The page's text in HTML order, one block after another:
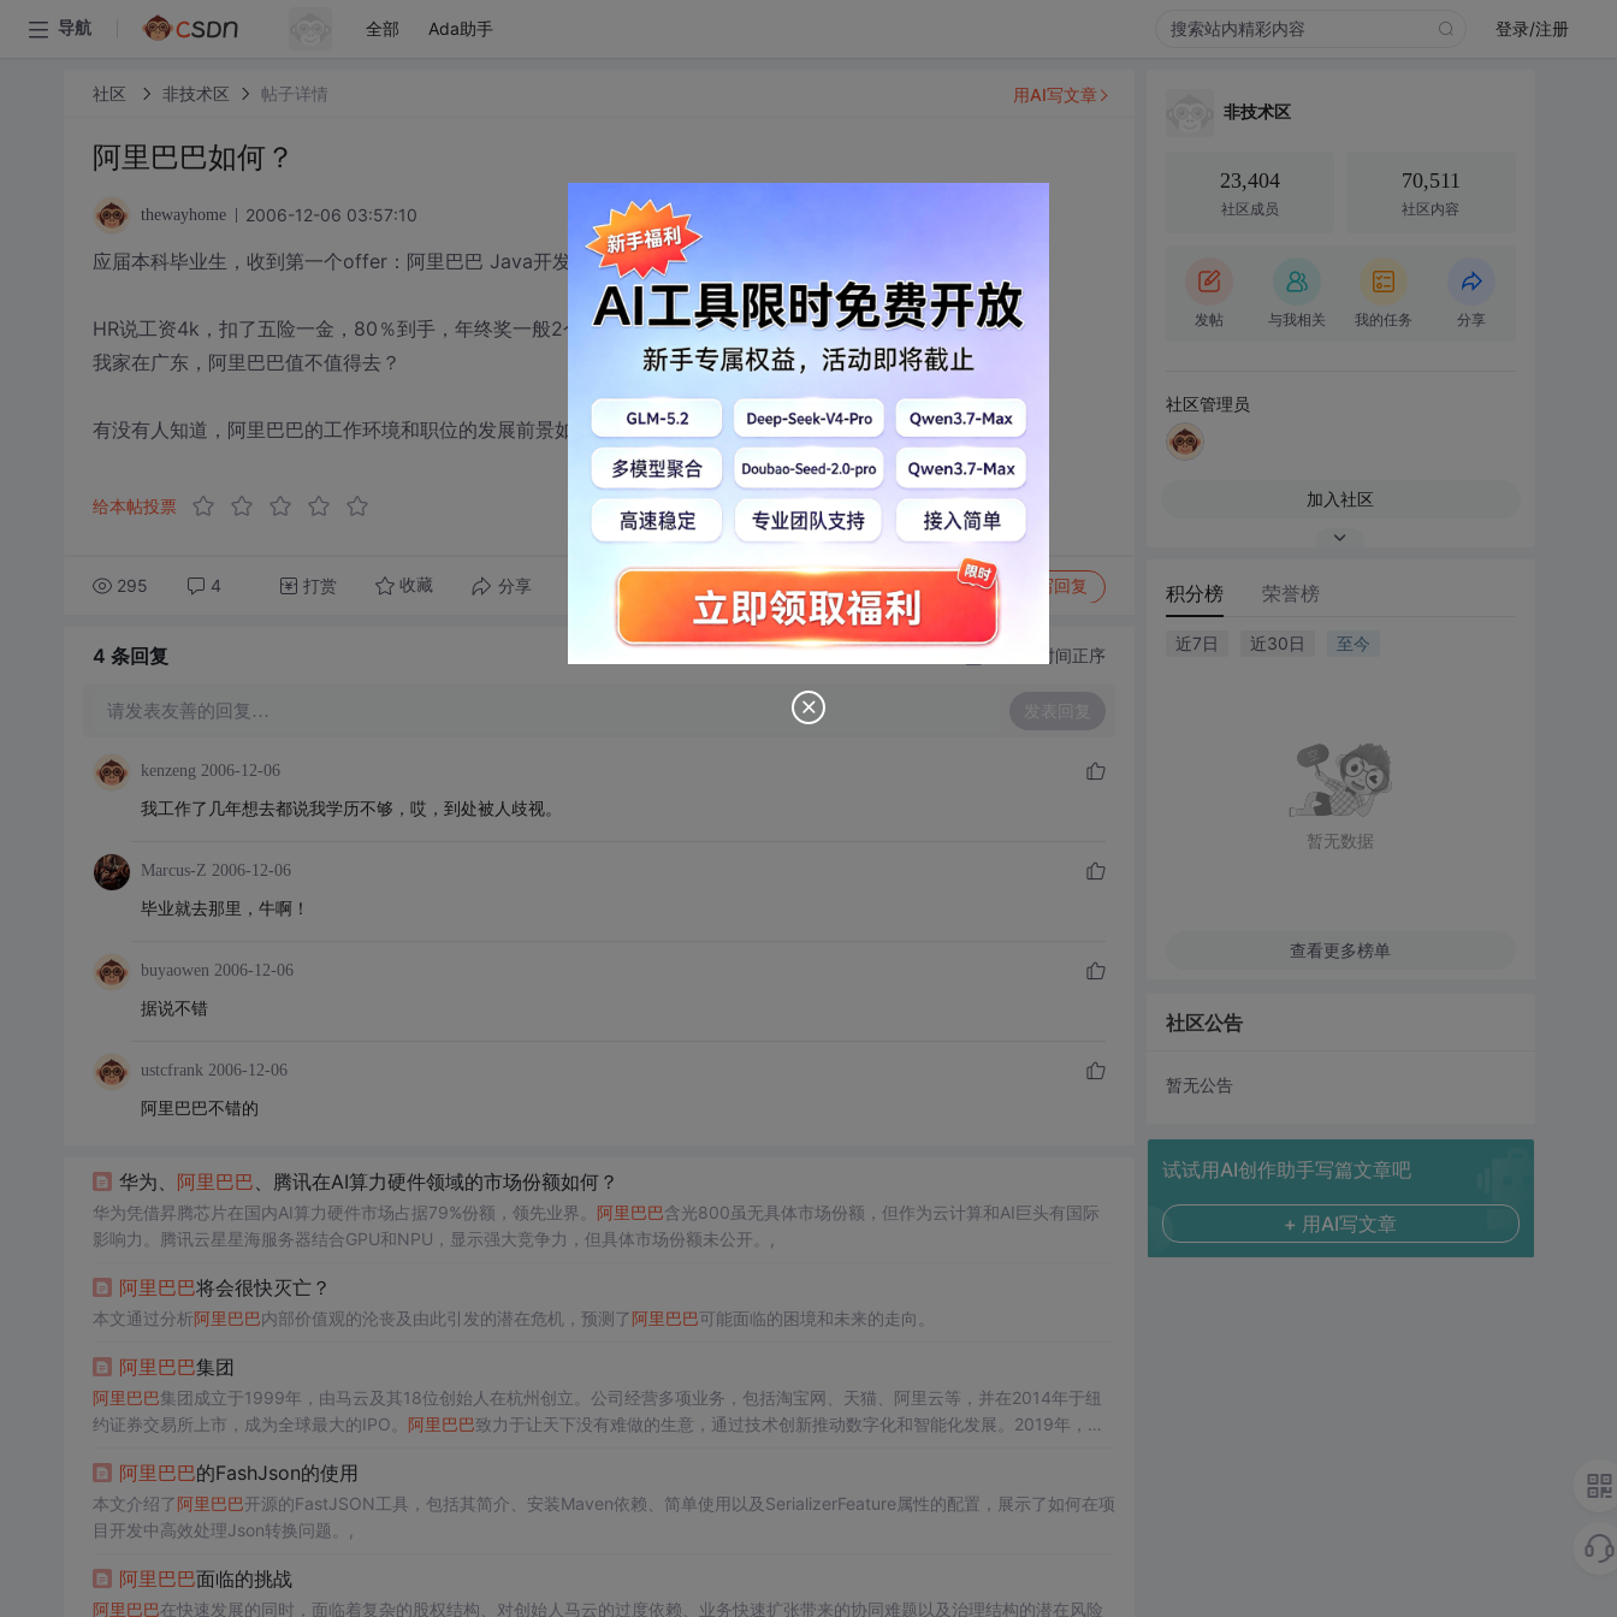
导航 全部 Ada助手 登录/注册
社区 非技术区 帖子详情
阿里巴巴如何？
thewayhome 2006-12-06 03:57:10
应届本科毕业生，收到第一个offer：阿里巴巴 Java开发工程师。
HR说工资4k，扣了五险一金，80％到手，年终奖一般2个月。
我家在广东，阿里巴巴值不值得去？
有没有人知道，阿里巴巴的工作环境和职位的发展前景如何？
给本帖投票
295 4 打赏 收藏 分享 转发到动态 举报 写回复
用AI写文章
4 条回复 切换为时间正序
请发表友善的回复… 发表回复
kenzeng 2006-12-06
我工作了几年想去都说我学历不够，哎，到处被人歧视。
Marcus-Z 2006-12-06
毕业就去那里，牛啊！
buyaowen 2006-12-06
据说不错
ustcfrank 2006-12-06
阿里巴巴不错的
华为、 阿里巴巴、腾讯在AI算力硬件领域的市场份额如何？
华为凭借昇腾芯片在国内AI算力硬件市场占据79%份额，领先业界。 阿里巴巴含光800虽无具体市场份额，但作为云计算和AI巨头有国际
影响力。腾讯云星星海服务器结合GPU和NPU，显示强大竞争力，但具体市场份额未公开。,
阿里巴巴将会很快灭亡？
本文通过分析阿里巴巴内部价值观的沦丧及由此引发的潜在危机，预测了阿里巴巴可能面临的困境和未来的走向。
阿里巴巴集团
阿里巴巴集团成立于1999年，由马云及其18位创始人在杭州创立。公司经营多项业务，包括淘宝网、天猫、阿里云等，并在2014年于纽
约证券交易所上市，成为全球最大的IPO。 阿里巴巴致力于让天下没有难做的生意，通过技术创新推动数字化和智能化发展。2019年，
阿
阿里巴巴的FashJson的使用
本文介绍了阿里巴巴开源的FastJSON工具，包括其简介、安装Maven依赖、简单使用以及SerializerFeature属性的配置，展示了如何在项
目开发中高效处理Json转换问题。,
阿里巴巴面临的挑战
阿里巴巴在快速发展的同时，面临着复杂的股权结构、对创始人马云的过度依赖、业务快速扩张带来的协同难题以及治理结构的潜在风险
非技术区
23,404
社区成员
70,511
社区内容
发帖 与我相关 我的任务 分享
社区管理员
加入社区
积分榜 荣誉榜
近7日 近30日 至今
暂无数据
查看更多榜单
社区公告
暂无公告
试试用AI创作助手写篇文章吧
+ 用AI写文章